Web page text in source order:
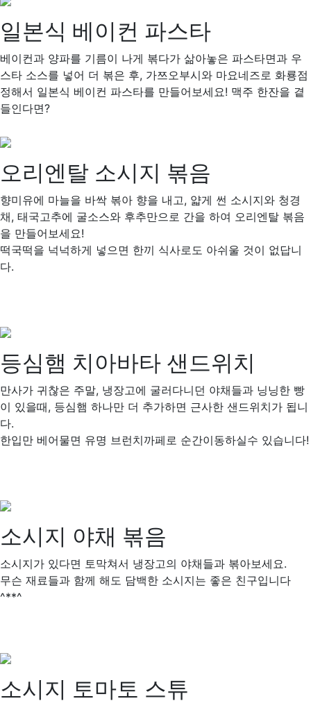
일본식 베이컨 파스타
베이컨과 양파를 기름이 나게 볶다가 삶아놓은 파스타면과 우
스타 소스를 넣어 더 볶은 후, 가쯔오부시와 마요네즈로 화룡점
정해서 일본식 베이컨 파스타를 만들어보세요! 맥주 한잔을 곁
들인다면?
오리엔탈 소시지 볶음
향미유에 마늘을 바싹 볶아 향을 내고, 얇게 썬 소시지와 청경
채, 태국고추에 굴소스와 후추만으로 간을 하여 오리엔탈 볶음
을 만들어보세요!
떡국떡을 넉넉하게 넣으면 한끼 식사로도 아쉬울 것이 없답니
다.
등심햄 치아바타 샌드위치
만사가 귀찮은 주말, 냉장고에 굴러다니던 야채들과 닝닝한 빵
이 있을때, 등심햄 하나만 더 추가하면 근사한 샌드위치가 됩니
다.
한입만 베어물면 유명 브런치까페로 순간이동하실수 있습니다!
소시지 야채 볶음
소시지가 있다면 토막쳐서 냉장고의 야채들과 볶아보세요.
무슨 재료들과 함께 해도 담백한 소시지는 좋은 친구입니다
^**^
소시지 토마토 스튜